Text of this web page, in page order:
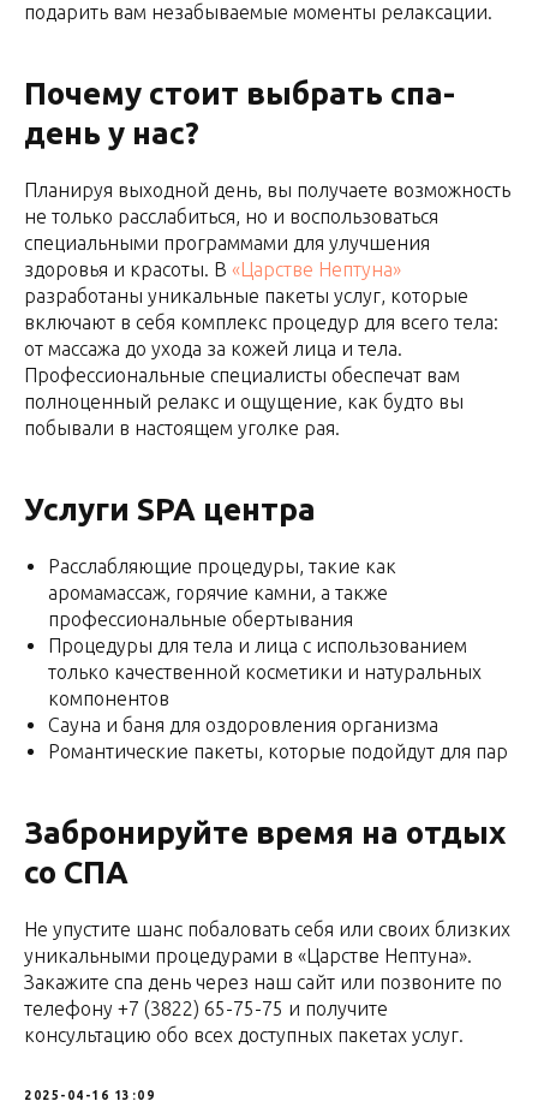
подарить вам незабываемые моменты релаксации.
Почему стоит выбрать спа-
день у нас?
Планируя выходной день, вы получаете возможность
не только расслабиться, но и воспользоваться
специальными программами для улучшения
здоровья и красоты. В «Царстве Нептуна»
разработаны уникальные пакеты услуг, которые
включают в себя комплекс процедур для всего тела:
от массажа до ухода за кожей лица и тела.
Профессиональные специалисты обеспечат вам
полноценный релакс и ощущение, как будто вы
побывали в настоящем уголке рая.
Услуги SPA центра
Расслабляющие процедуры, такие как
аромамассаж, горячие камни, а также
профессиональные обертывания
Процедуры для тела и лица с использованием
только качественной косметики и натуральных
компонентов
Сауна и баня для оздоровления организма
Романтические пакеты, которые подойдут для пар
Забронируйте время на отдых
со СПА
Не упустите шанс побаловать себя или своих близких
уникальными процедурами в «Царстве Нептуна».
Закажите спа день через наш сайт или позвоните по
телефону +7 (3822) 65-75-75 и получите
консультацию обо всех доступных пакетах услуг.
2025-04-16 13:09